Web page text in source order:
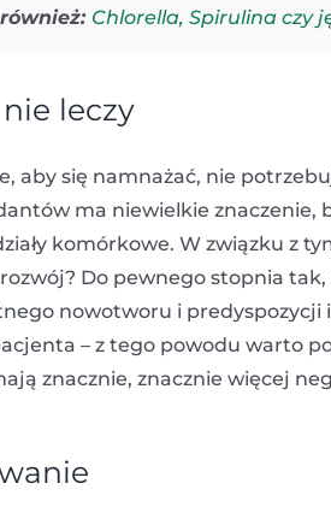
Chlorella, Spirulina czy
leczy
aby się namnażać, nie
ma niewielkie
komórkowe. W związku z
Do pewnego stopnia
nowotworu i
– z tego powodu warto
znacznie, znacznie więcej